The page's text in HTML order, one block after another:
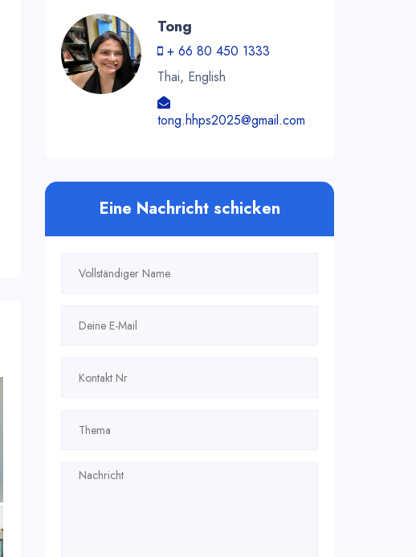
Tong
+ 66 80 450 1333
Thai, English
tong.hhps2025@gmail.com
Eine Nachricht schicken